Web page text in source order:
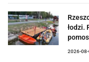
łodzi.
2026-